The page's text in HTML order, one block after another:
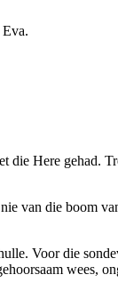
die Here gehad.
van die boom
Voor die
wees,